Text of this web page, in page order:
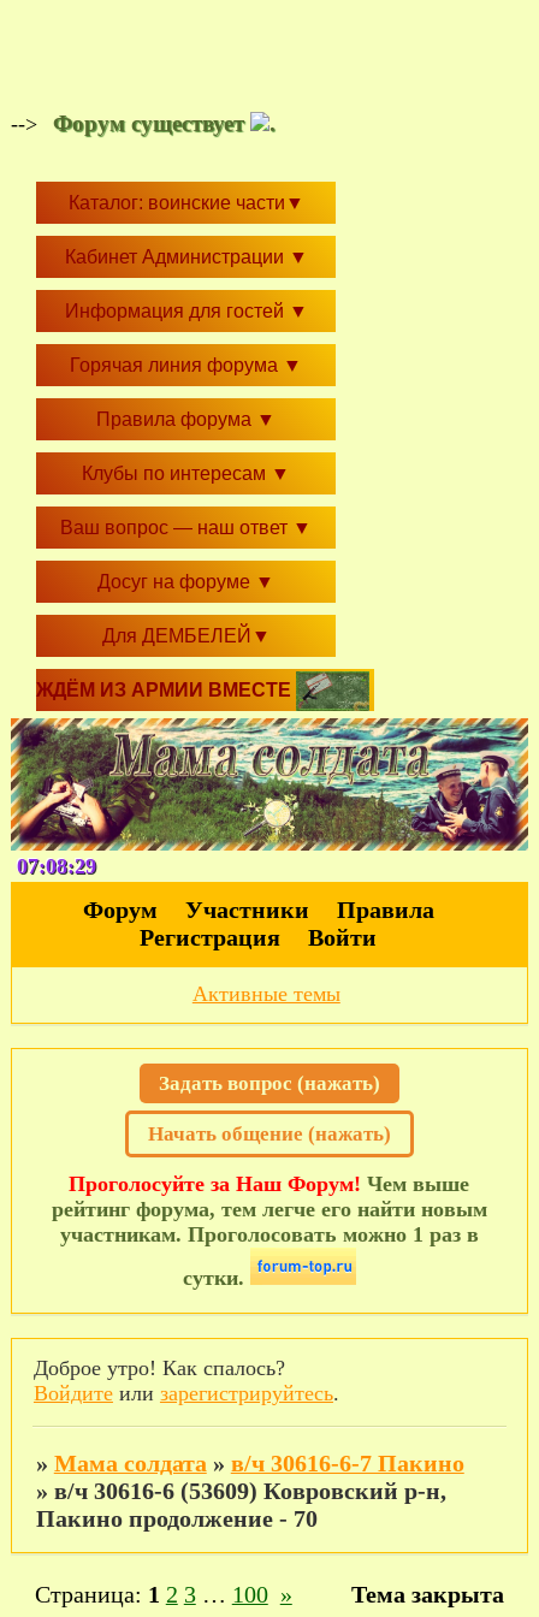
--> Форум существует .
Каталог: воинские части ▼
Кабинет Администрации ▼
Информация для гостей ▼
Горячая линия форума ▼
Правила форума ▼
Клубы по интересам ▼
Ваш вопрос — наш ответ ▼
Досуг на форуме ▼
Для ДЕМБЕЛЕЙ ▼
ЖДЁМ ИЗ АРМИИ ВМЕСТЕ
07:08:30
Форум Участники
Правила
Регистрация
Войти
Активные темы
Задать вопрос (нажать)
Начать общение (нажать)
Проголосуйте за Наш Форум! Чем выше
рейтинг форума, тем легче его найти новым
участникам. Проголосовать можно 1 раз в
сутки.
Доброе утро! Как спалось?
Войдитеили зарегистрируйтесь.
» Мама солдата » в/ч 30616-6-7 Пакино
» в/ч 30616-6 (53609) Ковровский р-н,
Пакино продолжение - 70
Страница: 1 2 3 … 100 » Тема закрыта